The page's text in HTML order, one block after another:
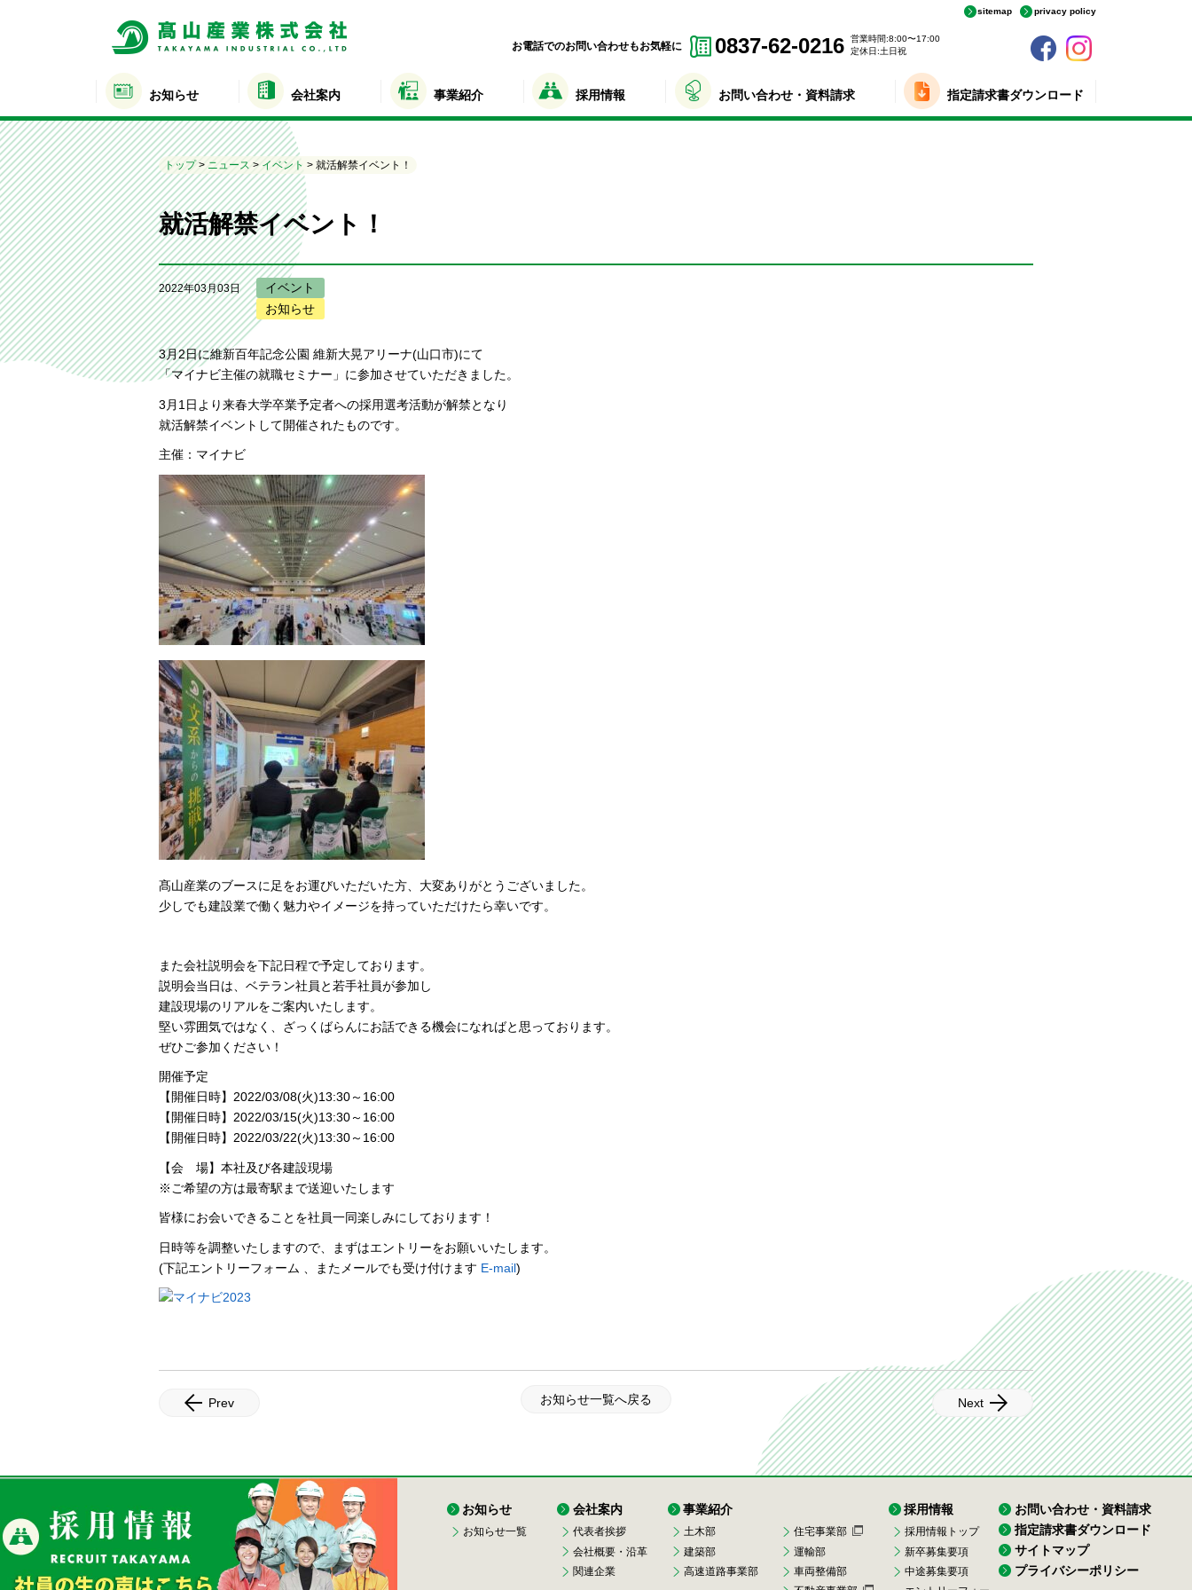
sitemap privacy policy
お電話でのお問い合わせもお気軽に 0837-62-0216
営業時間:8:00〜17:00
定休日:土日祝
お知らせ 会社案内 事業紹介 採用情報 お問い合わせ・資料請求 指定請求書ダウンロード
トップ> ニュース > イベント > 就活解禁イベント！
就活解禁イベント！
2022年03月03日
イベント
お知らせ
3月2日に維新百年記念公園 維新大晃アリーナ(山口市)にて
「マイナビ主催の就職セミナー」に参加させていただきました。
3月1日より来春大学卒業予定者への採用選考活動が解禁となり
就活解禁イベントして開催されたものです。
主催：マイナビ
髙山産業のブースに足をお運びいただいた方、大変ありがとうございました。
少しでも建設業で働く魅力やイメージを持っていただけたら幸いです。
また会社説明会を下記日程で予定しております。
説明会当日は、ベテラン社員と若手社員が参加し
建設現場のリアルをご案内いたします。
堅い雰囲気ではなく、ざっくばらんにお話できる機会になればと思っております。
ぜひご参加ください！
開催予定
【開催日時】2022/03/08(火)13:30～16:00
【開催日時】2022/03/15(火)13:30～16:00
【開催日時】2022/03/22(火)13:30～16:00
【会 場】本社及び各建設現場
※ご希望の方は最寄駅まで送迎いたします
皆様にお会いできることを社員一同楽しみにしております！
日時等を調整いたしますので、まずはエントリーをお願いいたします。
(下記エントリーフォーム 、またメールでも受け付けます E-mail)
Prev お知らせ一覧へ戻る Next
お知らせ
お知らせ一覧
会社案内
代表者挨拶
会社概要・沿革
関連企業
事業紹介
土木部
建築部
高速道路事業部
住宅事業部
運輸部
車両整備部
採用情報
採用情報トップ
新卒募集要項
中途募集要項
お問い合わせ・資料請求
指定請求書ダウンロード
サイトマップ
プライバシーポリシー